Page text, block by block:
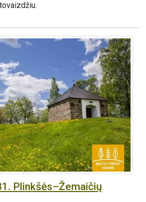
Plinkšės–Žemaičių